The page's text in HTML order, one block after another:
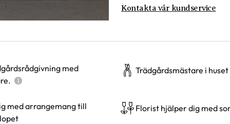
Kontakta vår kundservice
med
Trädgårdsmästare i huset
med arrangemang till
Florist hjälper dig med